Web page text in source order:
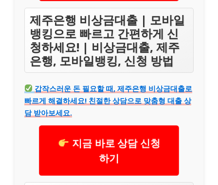
제주은행 비상금대출 | 모바일
뱅킹으로 빠르고 간편하게 신
청하세요! | 비상금대출, 제주
은행, 모바일뱅킹, 신청 방법
갑작스러운 돈 필요할 때, 제주은행 비상금대출로
빠르게 해결하세요! 친절한 상담으로 맞춤형 대출 상
담 받아보세요.
지금 바로 상담 신청
하기